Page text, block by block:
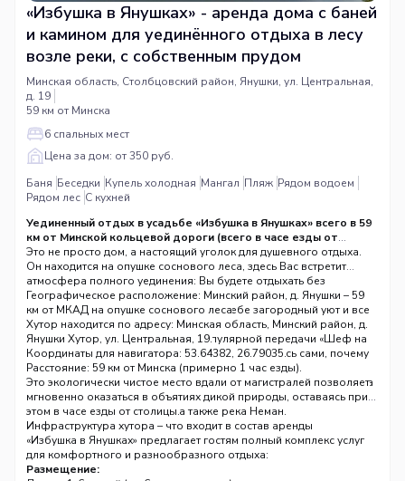
«Избушка в Янушках» - аренда дома с баней
и камином для уединённого отдыха в лесу
возле реки, с собственным прудом
Минская область, Столбцовский район, Янушки, ул. Центральная,
д. 19
59 км от Минска
6 спальных мест
Цена за дом: от 350 руб.
Баня Беседки Купель холодная Мангал Пляж Рядом водоем
Рядом лес С кухней
Уединенный отдых в усадьбе «Избушка в Янушках» всего в 59
км от Минской кольцевой дороги (всего в часе езды от
Минска).
Это не просто дом, а настоящий уголок для душевного отдыха.
Он находится на опушке соснового леса, здесь Вас встретит
атмосфера полного уединения: Вы будете отдыхать без
присутствия хозяев и других третьих лиц. Современный дом,
построенный в 2020 году, сочетает в себе загородный уют и все
удобства для комфортного проживания до 6 гостей. Кстати,
именно здесь снимали 16 серий популярной передачи «Шеф на
даче» на телеканале ОНТ. Приезжайте и убедитесь сами, почему
это место особенное!
Географическое расположение: Минский район, д. Янушки – 59
км от МКАД на опушке соснового леса
Хутор находится по адресу: Минская область, Минский район, д.
Янушки Хутор, ул. Центральная, 19.
Координаты для навигатора: 53.64382, 26.79035.
Расстояние: 59 км от Минска (примерно 1 час езды).
Природа: дом расположен на опушке леса, а до соснового бора
— всего 50 метров. Рядом протекает река Сула (форель!) и
находится озеро Деревное, а также река Неман.
Это экологически чистое место вдали от магистралей позволяет
мгновенно оказаться в объятиях дикой природы, оставаясь при
этом в часе езды от столицы.
Инфраструктура хутора – что входит в состав аренды
«Избушка в Янушках» предлагает гостям полный комплекс услуг
для комфортного и разнообразного отдыха:
Размещение: